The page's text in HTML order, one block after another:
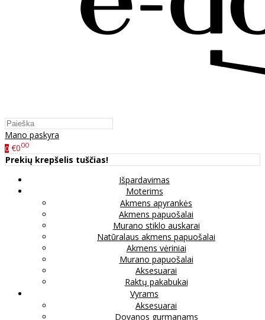
Mano paskyra
0 €000
Prekių krepšelis tuščias!
Išpardavimas
Moterims
Akmens apyrankės
Akmens papuošalai
Murano stiklo auskarai
Natūralaus akmens papuošalai
Akmens vėriniai
Murano papuošalai
Aksesuarai
Raktų pakabukai
Vyrams
Aksesuarai
Dovanos gurmanams